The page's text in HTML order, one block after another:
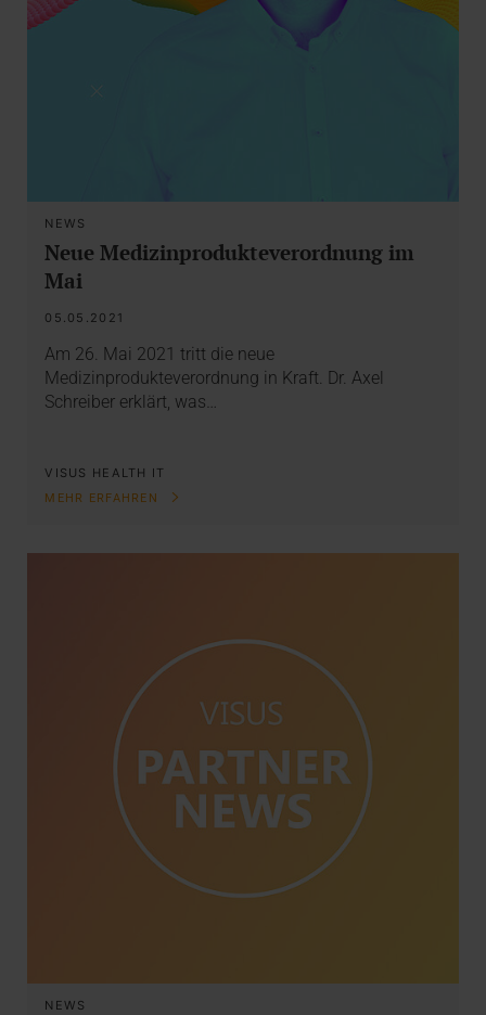
NEWS
Neue Medizinprodukteverordnung im
Mai
05.05.2021
Am 26. Mai 2021 tritt die neue
Medizinprodukteverordnung in Kraft. Dr. Axel
Schreiber erklärt, was…
VISUS HEALTH IT
MEHR ERFAHREN
NEWS